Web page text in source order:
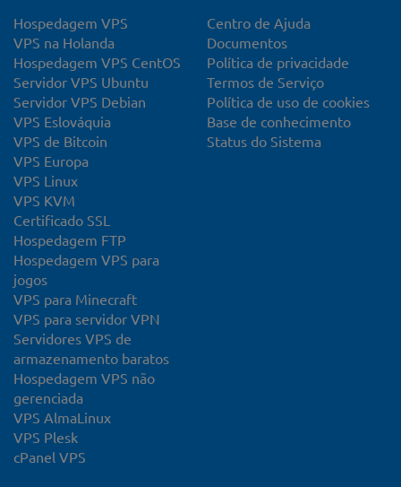
Hospedagem VPS
VPS na Holanda
Hospedagem VPS CentOS
Servidor VPS Ubuntu
Servidor VPS Debian
VPS Eslováquia
VPS de Bitcoin
VPS Europa
VPS Linux
VPS KVM
Certificado SSL
Hospedagem FTP
Hospedagem VPS para
jogos
VPS para Minecraft
VPS para servidor VPN
Servidores VPS de
armazenamento baratos
Hospedagem VPS não
gerenciada
VPS AlmaLinux
VPS Plesk
cPanel VPS
Centro de Ajuda
Documentos
Política de privacidade
Termos de Serviço
Política de uso de cookies
Base de conhecimento
Status do Sistema